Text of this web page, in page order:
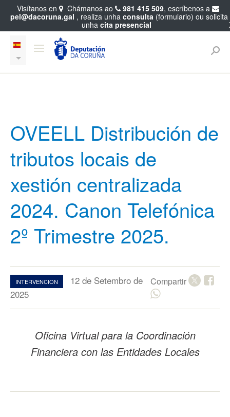
OVEELL Distribución de
tributos locais de
xestión centralizada
2024. Canon Telefónica
2º Trimestre 2025.​​​​​​​​​
INTERVENCION
12 de Setembro de
2025
Compartir
Oficina Virtual para la Coordinación
Financiera con las Entidades Locales
Visítanos en Chámanos ao 981 415 509, escríbenos a
pel@dacoruna.gal , realiza unha consulta(formulario) ou solicita
unha cita presencial